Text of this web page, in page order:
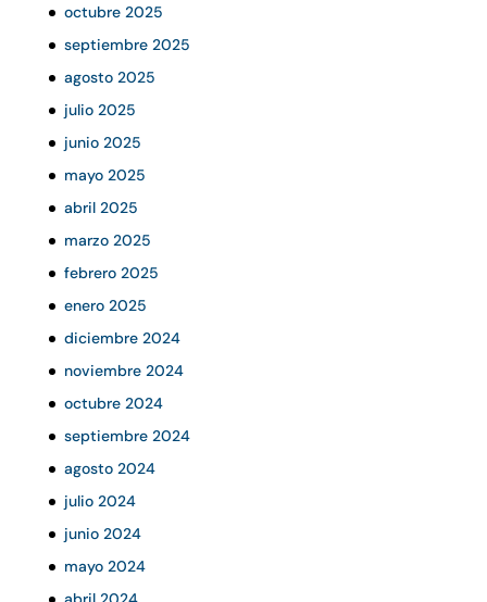
octubre 2025
septiembre 2025
agosto 2025
julio 2025
junio 2025
mayo 2025
abril 2025
marzo 2025
febrero 2025
enero 2025
diciembre 2024
noviembre 2024
octubre 2024
septiembre 2024
agosto 2024
julio 2024
junio 2024
mayo 2024